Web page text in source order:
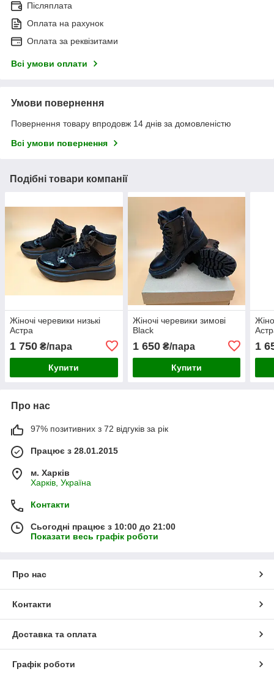
Післяплата
Оплата на рахунок
Оплата за реквізитами
Всі умови оплати
Умови повернення
Повернення товару впродовж 14 днів за домовленістю
Всі умови повернення
Подібні товари компанії
Жіночі черевики низькі
Астра
1 750 ₴/пара
Купити
Жіночі черевики зимові
Black
1 650₴/пара
Купити
1
Про нас
97% позитивних з 72 відгуків за рік
Працює з 28.01.2015
м. Харків
Харків, Україна
Контакти
Сьогодні працює з 10:00 до 21:00
Показати весь графік роботи
Про нас
Контакти
Доставка та оплата
Графік роботи